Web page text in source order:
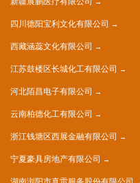
四川德阳宝利文化有限公司
西藏涵蕊文化有限公司
江苏鼓楼区长城化工有限公司
河北陌昌电子有限公司
云南柏德化工有限公司
浙江钱塘区西展金融有限公司
宁夏豪具房地产有限公司